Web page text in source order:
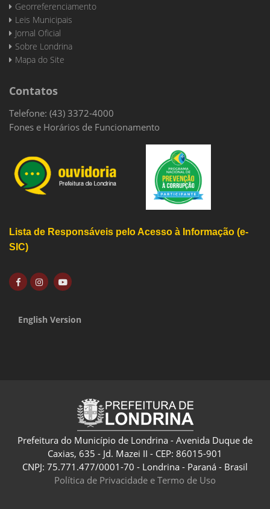
Georreferenciamento
Leis Municipais
Jornal Oficial
Sobre Londrina
Mapa do Site
Contatos
Telefone: (43) 3372-4000
Fones e Horários de Funcionamento
Lista de Responsáveis pelo Acesso à Informação (e-
SIC)
English Version
Prefeitura do Município de Londrina - Avenida Duque de
Caxias, 635 - Jd. Mazei II - CEP: 86015-901
CNPJ: 75.771.477/0001-70 - Londrina - Paraná - Brasil
Política de Privacidade e Termo de Uso